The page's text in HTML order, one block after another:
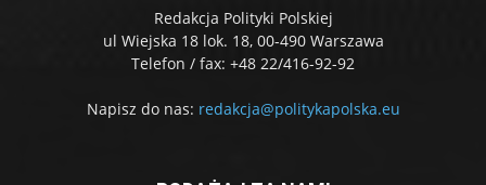
Redakcja Polityki Polskiej
ul Wiejska 18 lok. 18, 00-490 Warszawa
Telefon / fax: +48 22/416-92-92
Napisz do nas: redakcja@politykapolska.eu